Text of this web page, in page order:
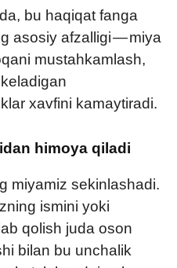
bu haqiqat fanga
asosiy afzalligi — miya
mustahkamlash,
xavfini kamaytiradi.
himoya qiladi
miyamiz sekinlashadi.
ismini yoki
qolish juda oson
bilan bu unchalik